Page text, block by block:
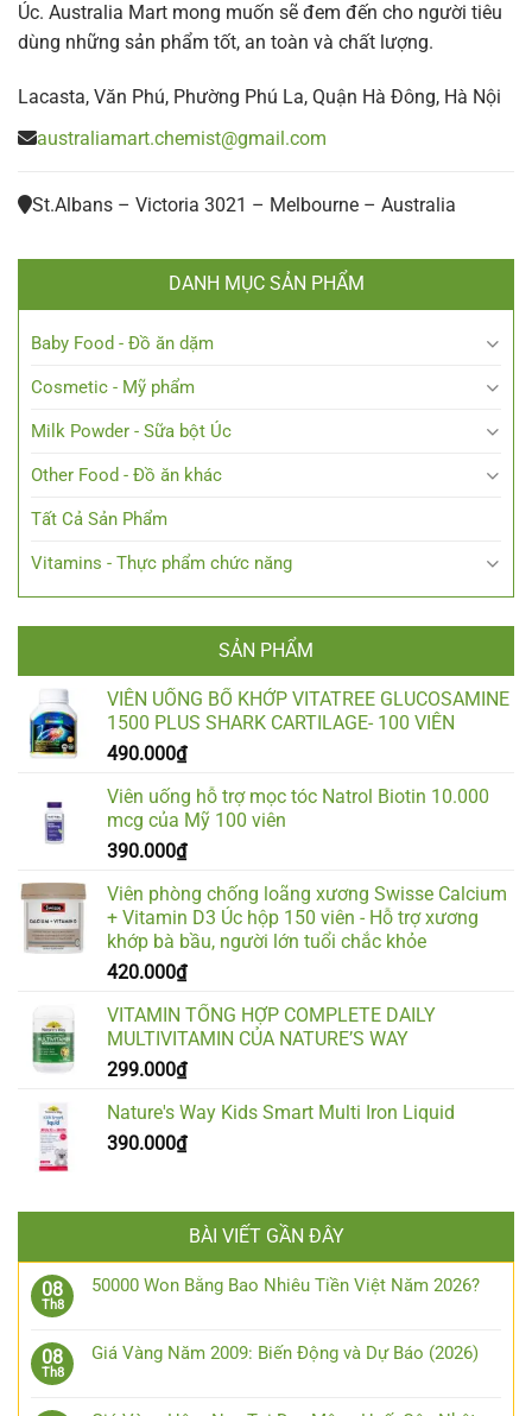
Úc. Australia Mart mong muốn sẽ đem đến cho người tiêu
dùng những sản phẩm tốt, an toàn và chất lượng.
Lacasta, Văn Phú, Phường Phú La, Quận Hà Đông, Hà Nội
australiamart.chemist@gmail.com
St.Albans – Victoria 3021 – Melbourne – Australia
DANH MỤC SẢN PHẨM
Baby Food - Đồ ăn dặm
Cosmetic - Mỹ phẩm
Milk Powder - Sữa bột Úc
Other Food - Đồ ăn khác
Tất Cả Sản Phẩm
Vitamins - Thực phẩm chức năng
SẢN PHẨM
VIÊN UỐNG BỔ KHỚP VITATREE GLUCOSAMINE
1500 PLUS SHARK CARTILAGE- 100 VIÊN
490.000₫
Viên uống hỗ trợ mọc tóc Natrol Biotin 10.000
mcg của Mỹ 100 viên
390.000₫
Viên phòng chống loãng xương Swisse Calcium
+ Vitamin D3 Úc hộp 150 viên - Hỗ trợ xương
khớp bà bầu, người lớn tuổi chắc khỏe
420.000₫
VITAMIN TỔNG HỢP COMPLETE DAILY
MULTIVITAMIN CỦA NATURE’S WAY
299.000₫
Nature's Way Kids Smart Multi Iron Liquid
390.000₫
BÀI VIẾT GẦN ĐÂY
08
Th8
50000 Won Bằng Bao Nhiêu Tiền Việt Năm 2026?
08
Th8
Giá Vàng Năm 2009: Biến Động và Dự Báo (2026)